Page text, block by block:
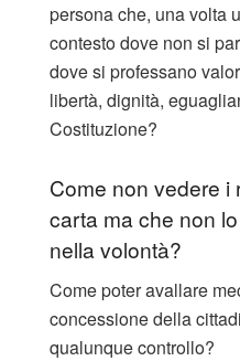
persona che, una volta
contesto dove non si
dove si professano
libertà, dignità,
Costituzione?
Come non vedere i
carta ma che non
nella volontà?
Come poter avallare
concessione della
qualunque controllo?